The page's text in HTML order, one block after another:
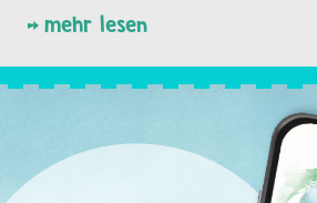
mehr lesen